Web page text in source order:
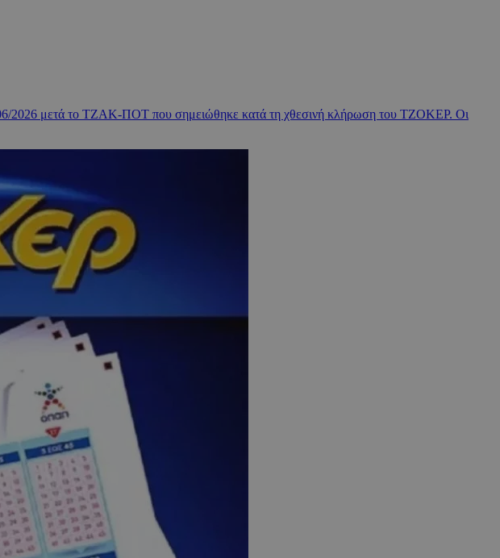
06/2026 μετά το ΤΖΑΚ-ΠΟΤ που σημειώθηκε κατά τη χθεσινή κλήρωση του ΤΖΟΚΕΡ. Οι